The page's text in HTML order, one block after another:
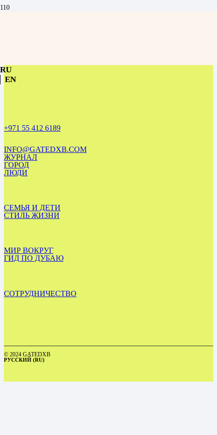
RU
EN
+971 55 412 6189
INFO@GATEDXB.COM
ЖУРНАЛ
ГОРОД
ЛЮДИ
СЕМЬЯ И ДЕТИ
СТИЛЬ ЖИЗНИ
МИР ВОКРУГ
ГИД ПО ДУБАЮ
СОТРУДНИЧЕСТВО
© 2024 GATEDXB
РУССКИЙ (RU)